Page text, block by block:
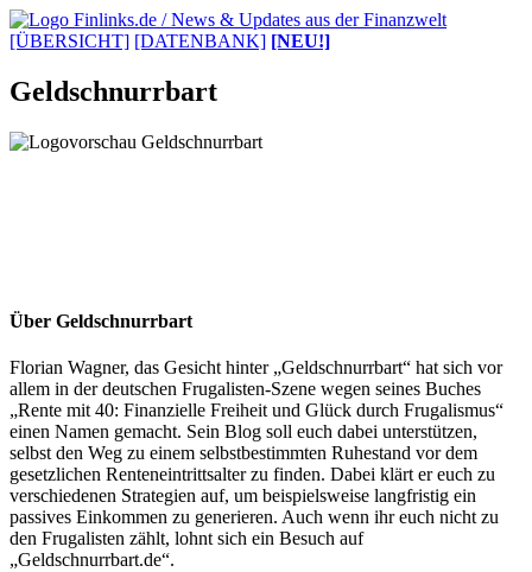
[ÜBERSICHT] [DATENBANK] [NEU!]
Geldschnurrbart
Über Geldschnurrbart
Florian Wagner, das Gesicht hinter „Geldschnurrbart“ hat sich vor
allem in der deutschen Frugalisten-Szene wegen seines Buches
„Rente mit 40: Finanzielle Freiheit und Glück durch Frugalismus“
einen Namen gemacht. Sein Blog soll euch dabei unterstützen,
selbst den Weg zu einem selbstbestimmten Ruhestand vor dem
gesetzlichen Renteneintrittsalter zu finden. Dabei klärt er euch zu
verschiedenen Strategien auf, um beispielsweise langfristig ein
passives Einkommen zu generieren. Auch wenn ihr euch nicht zu
den Frugalisten zählt, lohnt sich ein Besuch auf
„Geldschnurrbart.de“.